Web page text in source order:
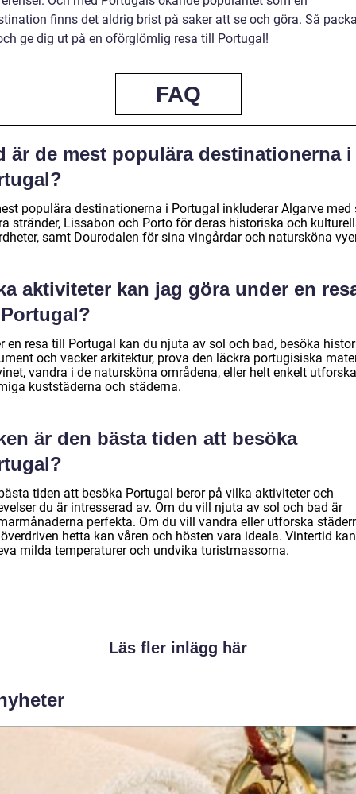
finns det aldrig brist på saker att se och göra. Så
ge dig ut på en oförglömlig resa till Portugal!
FAQ
är de mest populära destinationerna i
populära destinationerna i Portugal inkluderar Algarve med
stränder, Lissabon och Porto för deras historiska och
samt Dourodalen för sina vingårdar och natursköna
aktiviteter kan jag göra under en
en resa till Portugal kan du njuta av sol och bad, besöka
och vacker arkitektur, prova den läckra portugisiska
vandra i de natursköna områdena, eller helt enkelt
kuststäderna och städerna.
är den bästa tiden att besöka
tiden att besöka Portugal beror på vilka aktiviteter och
du är intresserad av. Om du vill njuta av sol och bad är
perfekta. Om du vill vandra eller utforska
hetta kan våren och hösten vara ideala. Vintertid
milda temperaturer och undvika turistmassorna.
Läs fler inlägg här